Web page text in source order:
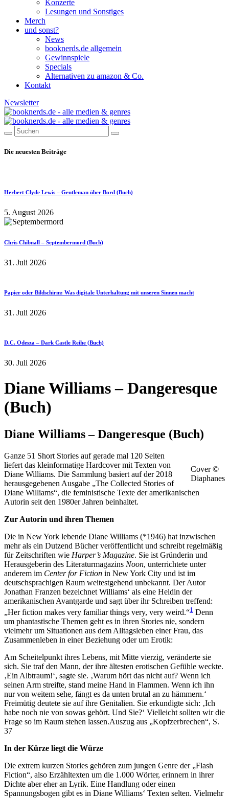
Konzerte
Lesungen und Sonstiges
Merch
und sonst?
News
booknerds.de allgemein
Gewinnspiele
Specials
Alternativen zu amazon & Co.
Kontakt
Newsletter
Die neuesten Beiträge
Herbert Clyde Lewis – Gentleman über Bord (Buch)
5. August 2026
Chris Chibnall – Septembermord (Buch)
31. Juli 2026
Papier oder Bildschirm: Was digitale Unterhaltung mit unseren Sinnen macht
31. Juli 2026
D.C. Odesza – Dark Castle Reihe (Buch)
30. Juli 2026
Diane Williams – Dangeresque
(Buch)
Diane Williams – Dangeresque (Buch)
Cover ©
Diaphanes
Ganze 51 Short Stories auf gerade mal 120 Seiten
liefert das kleinformatige Hardcover mit Texten von
Diane Williams. Die Sammlung basiert auf der 2018
herausgegebenen Ausgabe „The Collected Stories of
Diane Williams“, die feministische Texte der amerikanischen
Autorin seit den 1980er Jahren beinhaltet.
Zur Autorin und ihren Themen
Die in New York lebende Diane Williams (*1946) hat inzwischen
mehr als ein Dutzend Bücher veröffentlicht und schreibt regelmäßig
für Zeitschriften wie Harper’s Magazine. Sie ist Gründerin und
Herausgeberin des Literaturmagazins Noon, unterrichtete unter
anderem im Center for Fiction in New York City und ist im
deutschsprachigen Raum weitestgehend unbekannt. Der Autor
Jonathan Franzen bezeichnet Williams‘ als eine Heldin der
amerikanischen Avantgarde und sagt über ihr Schreiben treffend:
„Her fiction makes very familiar things very, very weird.“1 Denn
um phantastische Themen geht es in ihren Stories nie, sondern
vielmehr um Situationen aus dem Alltagsleben einer Frau, das
Zusammenleben in einer Beziehung oder um Erotik:
Am Scheitelpunkt ihres Lebens, mit Mitte vierzig, veränderte sie
sich. Sie traf den Mann, der ihre ältesten erotischen Gefühle weckte.
‚Ein Albtraum!‘, sagte sie. ‚Warum hört das nicht auf? Wenn ich
seinen Arm streifte, stand meine Hand in Flammen. Wenn ich ihn
nur von weitem sehe, fängt es da unten brutal an zu hämmern.‘
Freimütig deutete sie auf ihre Genitalien. Sie erkundigte sich: ‚Ich
habe noch nie von sowas gehört. Und Sie?‘ Vielleicht sollten wir die
Frage so im Raum stehen lassen.Auszug aus „Kopfzerbrechen“, S.
37
In der Kürze liegt die Würze
Die extrem kurzen Stories gehören zum jungen Genre der „Flash
Fiction“, also Erzähltexten um die 1.000 Wörter, erinnern in ihrer
Dichte aber eher an Lyrik. Eine Handlung oder einen
Spannungsbogen gibt es in Diane Williams‘ Texten selten. Vielmehr